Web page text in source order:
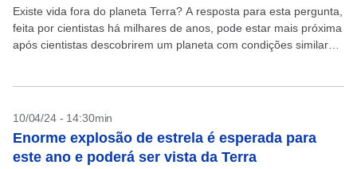
Existe vida fora do planeta Terra? A resposta para esta pergunta,
feita por cientistas há milhares de anos, pode estar mais próxima
após cientistas descobrirem um planeta com condições similares
10/04/24 - 14:30min
Enorme explosão de estrela é esperada para
este ano e poderá ser vista da Terra